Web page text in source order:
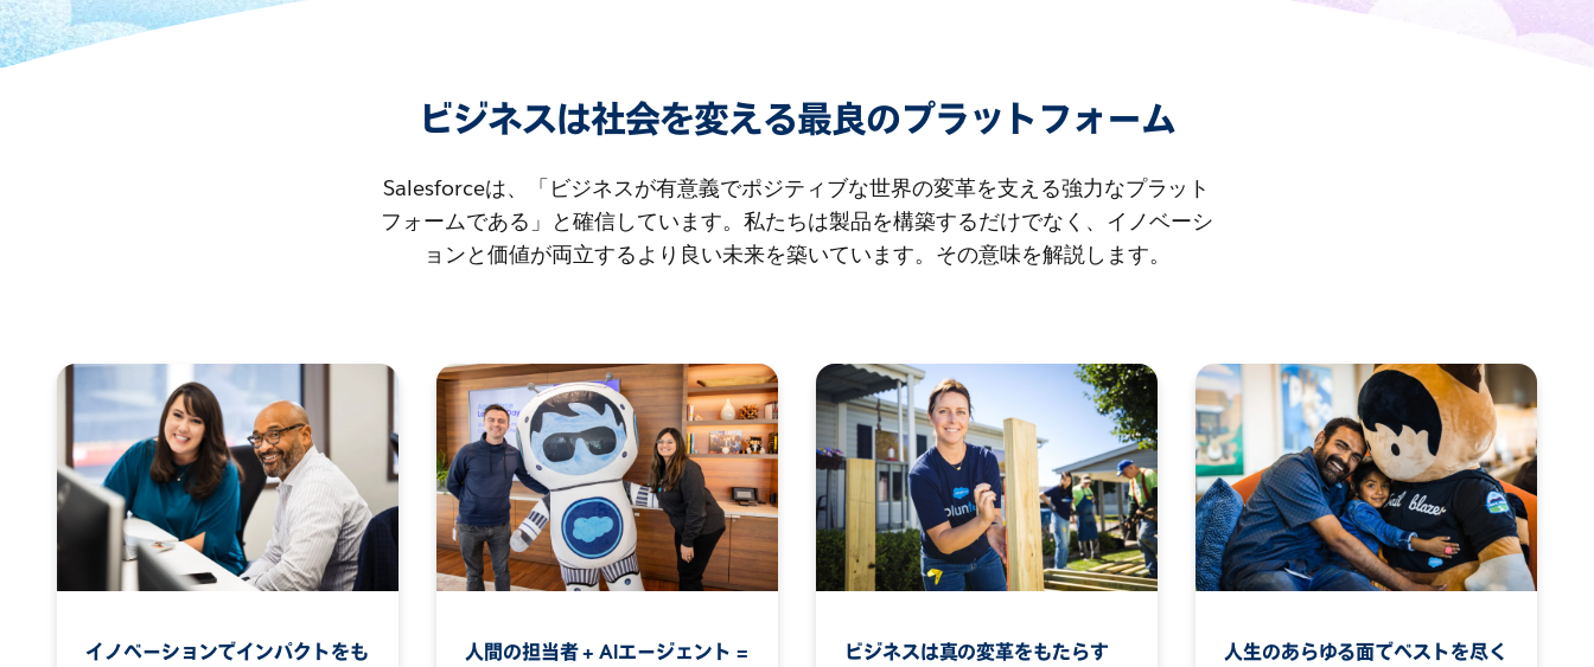
ビジネスは社会を変える最良のプラットフォーム
Salesforceは、「ビジネスが有意義でポジティブな世界の変革を支える強力なプラット
フォームである」と確信しています。私たちは製品を構築するだけでなく、イノベーシ
ョンと価値が両立するより良い未来を築いています。その意味を解説します。
イノベーションでインパクトをも
人間の担当者 + AIエージェント =
ビジネスは真の変革をもたらす
人生のあらゆる面でベストを尽く